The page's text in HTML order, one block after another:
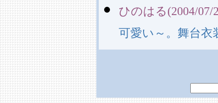
ひのはる(2004/07/
可愛い～。舞台